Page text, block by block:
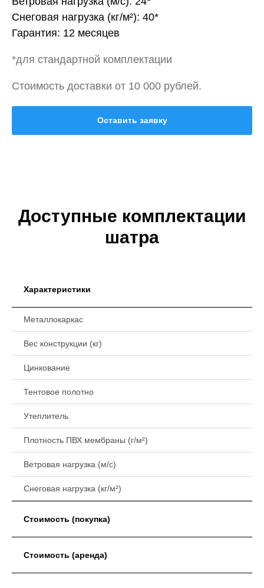
Снеговая нагрузка (кг/м²): 40*
Гарантия: 12 месяцев
*для стандартной комплектации
Стоимость доставки от 10 000 рублей.
Оставить заявку
Доступные комплектации
шатра
Характеристики
Металлокаркас
Вес конструкции (кг)
Цинкование
Тентовое полотно
Утеплитель
Плотность ПВХ мембраны (г/м²)
Ветровая нагрузка (м/с)
Снеговая нагрузка (кг/м²)
Стоимость (покупка)
Стоимость (аренда)